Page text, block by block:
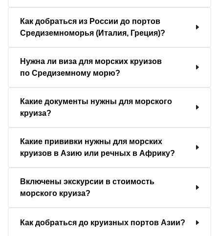
Как добраться из России до портов
Средиземноморья (Италия, Греция)?
Нужна ли виза для морских круизов
по Средиземному морю?
Какие документы нужны для морского
круиза?
Какие прививки нужны для морских
круизов в Азию или речных в Африку?
Включены экскурсии в стоимость
морского круиза?
Как добраться до круизных портов Азии?